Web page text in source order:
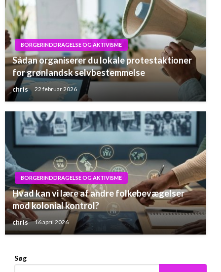
BORGERINDDRAGELSE OG AKTIVISME
Sådan organiserer du lokale protestaktioner
for grønlandsk selvbestemmelse
chris 22 februar 2026
BORGERINDDRAGELSE OG AKTIVISME
Hvad kan vi lære af andre folkebevægelser
mod kolonial kontrol?
chris 16 april 2026
Søg